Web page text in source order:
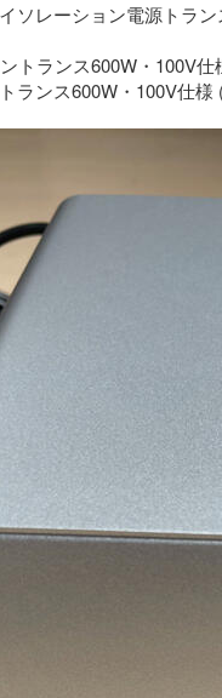
ソレーション電源トラ
ランス600W・100V仕